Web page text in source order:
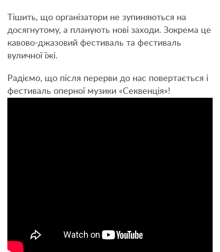
Тішить, що організатори не зупиняються на
досягнутому, а планують нові заходи. Зокрема це
кавово-джазовий фестиваль та фестиваль
вуличної їжі.
Радіємо, що після перерви до нас повертається і
фестиваль оперної музики «Секвенція»!